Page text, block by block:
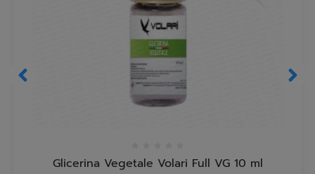
Glicerina Vegetale Volari Full VG 10 ml